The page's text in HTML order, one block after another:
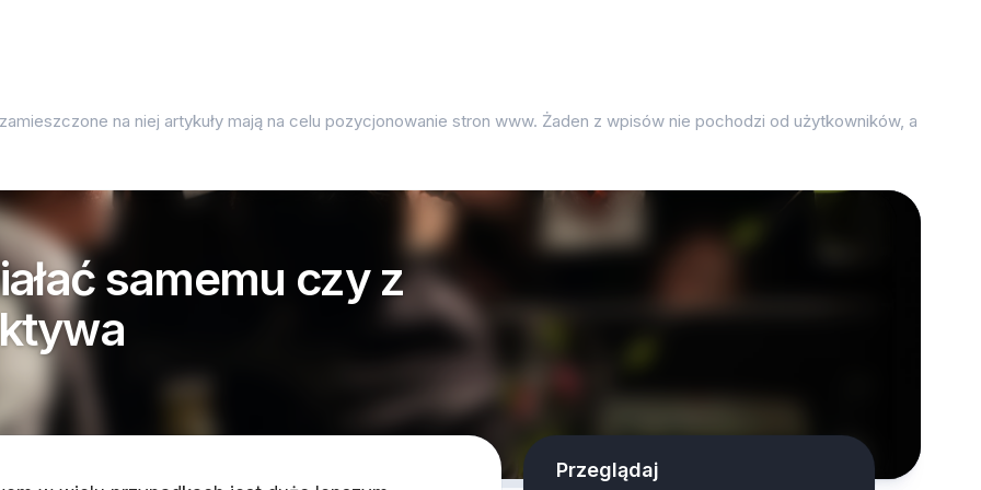
na niej artykuły mają na celu pozycjonowanie stron www. Żaden z wpisów nie pochodzi od użytkowników, a
samemu czy z
Przeglądaj